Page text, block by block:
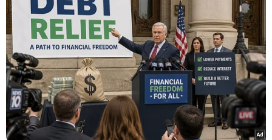
Theo dõi VietnamPlus